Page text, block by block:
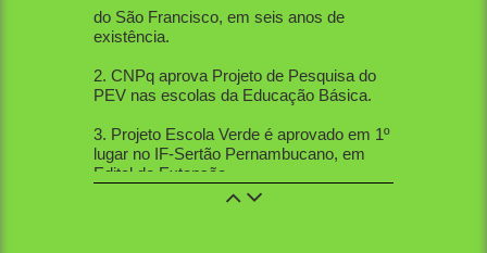
existência.
PEV nas escolas da Educação Básica.
lugar no IF-Sertão Pernambucano, em
Edital de Extensão.
4. PEV aprovou 12 trabalhos na Mostra